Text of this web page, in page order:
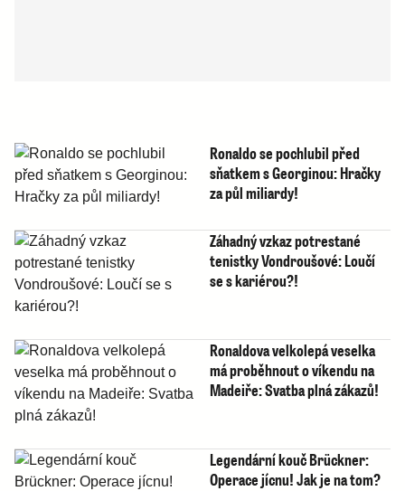
Ronaldo se pochlubil před
sňatkem s Georginou: Hračky
za půl miliardy!
Záhadný vzkaz potrestané
tenistky Vondroušové: Loučí
se s kariérou?!
Ronaldova velkolepá veselka
má proběhnout o víkendu na
Madeiře: Svatba plná zákazů!
Legendární kouč Brückner:
Operace jícnu! Jak je na tom?